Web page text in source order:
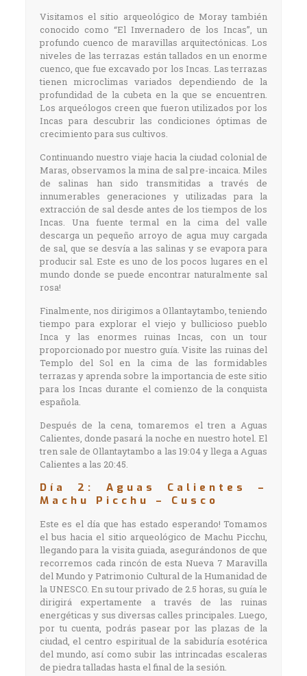
Visitamos el sitio arqueológico de Moray también
conocido como “El Invernadero de los Incas”, un
profundo cuenco de maravillas arquitectónicas. Los
niveles de las terrazas están tallados en un enorme
cuenco, que fue excavado por los Incas. Las terrazas
tienen microclimas variados dependiendo de la
profundidad de la cubeta en la que se encuentren.
Los arqueólogos creen que fueron utilizados por los
Incas para descubrir las condiciones óptimas de
crecimiento para sus cultivos.
Continuando nuestro viaje hacia la ciudad colonial de
Maras, observamos la mina de sal pre-incaica. Miles
de salinas han sido transmitidas a través de
innumerables generaciones y utilizadas para la
extracción de sal desde antes de los tiempos de los
Incas. Una fuente termal en la cima del valle
descarga un pequeño arroyo de agua muy cargada
de sal, que se desvía a las salinas y se evapora para
producir sal. Este es uno de los pocos lugares en el
mundo donde se puede encontrar naturalmente sal
rosa!
Finalmente, nos dirigimos a Ollantaytambo, teniendo
tiempo para explorar el viejo y bullicioso pueblo
Inca y las enormes ruinas Incas, con un tour
proporcionado por nuestro guía. Visite las ruinas del
Templo del Sol en la cima de las formidables
terrazas y aprenda sobre la importancia de este sitio
para los Incas durante el comienzo de la conquista
española.
Después de la cena, tomaremos el tren a Aguas
Calientes, donde pasará la noche en nuestro hotel. El
tren sale de Ollantaytambo a las 19:04 y llega a Aguas
Calientes a las 20:45.
Día 2: Aguas Calientes –
Machu Picchu – Cusco
Este es el día que has estado esperando! Tomamos
el bus hacia el sitio arqueológico de Machu Picchu,
llegando para la visita guiada, asegurándonos de que
recorremos cada rincón de esta Nueva 7 Maravilla
del Mundo y Patrimonio Cultural de la Humanidad de
la UNESCO. En su tour privado de 2.5 horas, su guía le
dirigirá expertamente a través de las ruinas
energéticas y sus diversas calles principales. Luego,
por tu cuenta, podrás pasear por las plazas de la
ciudad, el centro espiritual de la sabiduría esotérica
del mundo, así como subir las intrincadas escaleras
de piedra talladas hasta el final de la sesión.